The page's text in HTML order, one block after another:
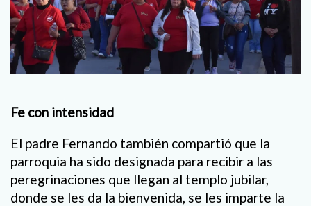
Fe con intensidad
El padre Fernando también compartió que la
parroquia ha sido designada para recibir a las
peregrinaciones que llegan al templo jubilar,
donde se les da la bienvenida, se les imparte la